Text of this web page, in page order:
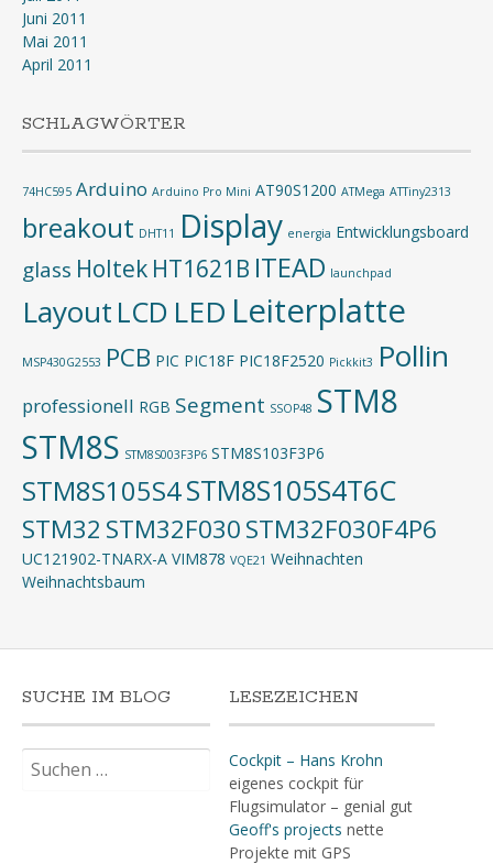
Juni 2011
Mai 2011
April 2011
SCHLAGWÖRTER
74HC595 Arduino Arduino Pro Mini AT90S1200 ATMega ATTiny2313
breakout DHT11 Display energia Entwicklungsboard
glass Holtek HT1621B ITEAD launchpad
Layout LCD LED Leiterplatte
MSP430G2553 PCB PIC PIC18F PIC18F2520 Pickkit3 Pollin
professionell RGB Segment SSOP48 STM8
STM8S STM8S003F3P6 STM8S103F3P6
STM8S105S4STM8S105S4T6C
STM32 STM32F030STM32F030F4P6
UC121902-TNARX-A VIM878 VQE21 Weihnachten
Weihnachtsbaum
SUCHE IM BLOG
nach:
LESEZEICHEN
Cockpit – Hans Krohn
eigenes cockpit für
Flugsimulator – genial gut
Geoff's projects nette
Projekte mit GPS